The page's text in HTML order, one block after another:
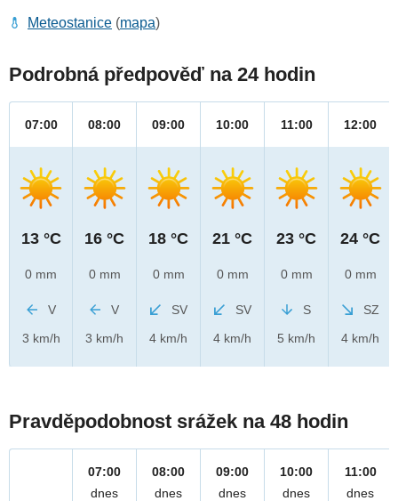
Meteostanice (mapa)
Podrobná předpověď na 24 hodin
07:00
13 °C
0 mm
V
3 km/h
08:00
16 °C
0 mm
V
3 km/h
09:00
18 °C
0 mm
SV
4 km/h
10:00
21 °C
0 mm
SV
4 km/h
11:00
23 °C
0 mm
S
5 km/h
12:00
24 °C
0 mm
SZ
4 km/h
Pravděpodobnost srážek na 48 hodin
07:00
dnes
08:00
dnes
09:00
dnes
10:00
dnes
11:00
dnes